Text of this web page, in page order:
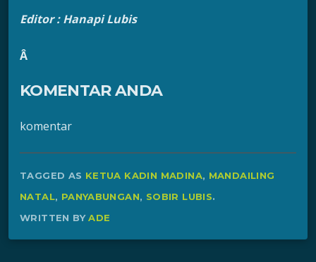
Editor : Hanapi Lubis
Â
KOMENTAR ANDA
komentar
TAGGED AS KETUA KADIN MADINA, MANDAILING
NATAL, PANYABUNGAN, SOBIR LUBIS.
WRITTEN BYADE